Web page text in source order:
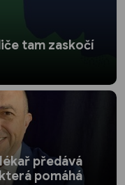
tam zaskočí
předává
pomáhá